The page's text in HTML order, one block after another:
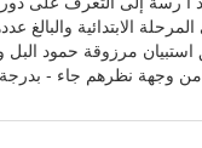
استبيان مرزوقة حمود
من وجهة نظرهم جاء -